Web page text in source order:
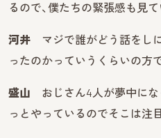
るので、僕たちの緊張感も見
河井 マジで誰がどう話をし
ったのかっていうくらいの方で
盛山 おじさん4人が夢中にな
っとやっているのでそこは注